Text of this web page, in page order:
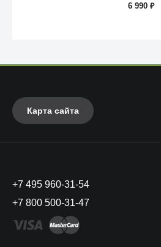
6 990₽
Карта сайта
+7 495 960-31-54
+7 800 500-31-47